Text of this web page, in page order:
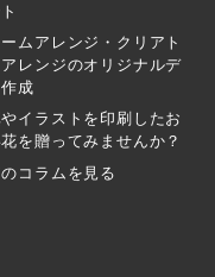
ムアレンジ・クリアト
レンジのオリジナルデ
成
イラストを印刷したお
を贈ってみませんか？
コラムを見る